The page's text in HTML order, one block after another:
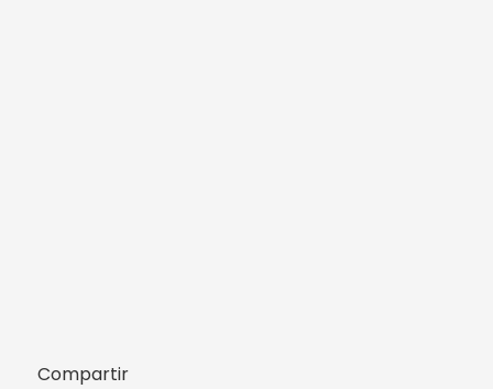
Compartir